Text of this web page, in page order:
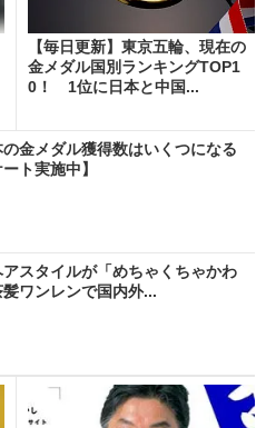
【毎日更新】東京五輪、現在の
金メダル国別ランキングTOP1
0！ 1位に日本と中国...
の金メダル獲得数はいくつになる
ト実施中】
スタイルが「めちゃくちゃかわ
ワンレンで国内外...